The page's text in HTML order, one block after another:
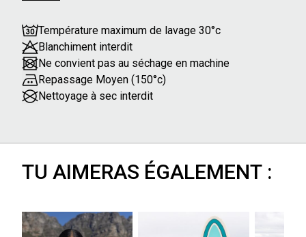
Température maximum de lavage 30°c
Blanchiment interdit
Ne convient pas au séchage en machine
Repassage Moyen (150°c)
Nettoyage à sec interdit
TU AIMERAS ÉGALEMENT :